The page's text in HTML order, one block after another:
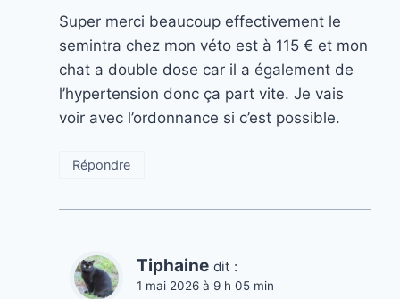
Super merci beaucoup effectivement le
semintra chez mon véto est à 115 € et mon
chat a double dose car il a également de
l’hypertension donc ça part vite. Je vais
voir avec l’ordonnance si c’est possible.
Répondre
Tiphaine dit :
1 mai 2026 à 9 h 05 min